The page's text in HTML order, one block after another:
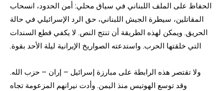
الحفاظ على الملف اللبناني في سياق محلي: أمن الحدود، انسحاب
المقاتلين، سيطرة الجيش اللبناني، حق الرد الإسرائيلي في حالة
الحريق. ويمكن لهذه الطريقة أن تنتج النص. لا يكفي قطع السندات
التي خلقتها الحرب. واستدعته الصواريخ الإيرانية ليلة الأحد بقوة.
ولا تقتصر هذه الرابطة على مبارزة إسرائيل – إران – حزب الله.
وقد توسع الهوتيس منذ اليمن. وأدت نيرانهم المزعومة تجاه